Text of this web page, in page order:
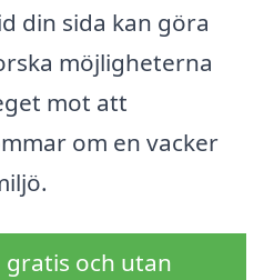
din sida kan göra
möjligheterna
mot att
om en vacker
gratis och utan